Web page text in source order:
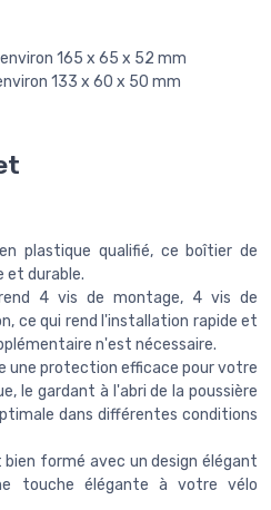
165 x 65 x 52 mm
133 x 60 x 50 mm
plastique qualifié, ce boîtier de
et durable.
4 vis de montage, 4 vis de
ce qui rend l'installation rapide et
n'est nécessaire.
une protection efficace pour votre
le gardant à l'abri de la poussière
dans différentes conditions
bien formé avec un design élégant
touche élégante à votre vélo